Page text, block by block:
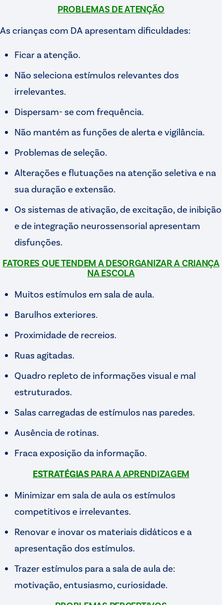
PROBLEMAS DE ATENÇÃO
As crianças com DA apresentam dificuldades:
Ficar a atenção.
Não seleciona estímulos relevantes dos
irrelevantes.
Dispersam- se com frequência.
Não mantém as funções de alerta e vigilância.
Problemas de seleção.
Alterações e flutuações na atenção seletiva e na
sua duração e extensão.
Os sistemas de ativação, de excitação, de inibição
e de integração neurossensorial apresentam
disfunções.
FATORES QUE TENDEM A DESORGANIZAR A CRIANÇA
NA ESCOLA
Muitos estímulos em sala de aula.
Barulhos exteriores.
Proximidade de recreios.
Ruas agitadas.
Quadro repleto de informações visual e mal
estruturados.
Salas carregadas de estímulos nas paredes.
Ausência de rotinas.
Fraca exposição da informação.
ESTRATÉGIASPARA A APRENDIZAGEM
Minimizar em sala de aula os estímulos
competitivos e irrelevantes.
Renovar e inovar os materiais didáticos e a
apresentação dos estímulos.
Trazer estímulos para a sala de aula de:
motivação, entusiasmo, curiosidade.